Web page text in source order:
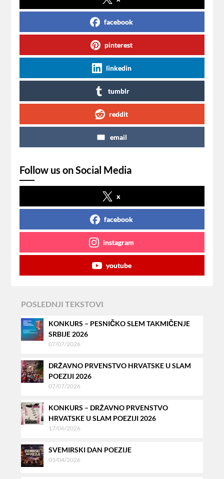
facebook
pinterest
linkedin
tumblr
reddit
email
Follow us on Social Media
x
facebook
instagram
youtube
POSLEDNJI TEKSTOVI
KONKURS – PESNIČKO SLEM TAKMIČENJE
SRBIJE 2026
07/07/2026
DRŽAVNO PRVENSTVO HRVATSKE U SLAM
POEZIJI 2026
07/07/2026
KONKURS – DRŽAVNO PRVENSTVO
HRVATSKE U SLAM POEZIJI 2026
17/06/2026
SVEMIRSKI DAN POEZIJE
05/04/2026